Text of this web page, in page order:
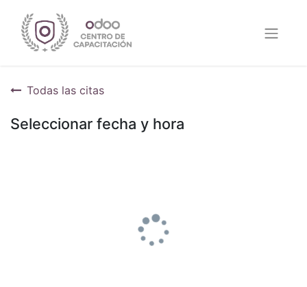
Todas las citas
Seleccionar fecha y hora